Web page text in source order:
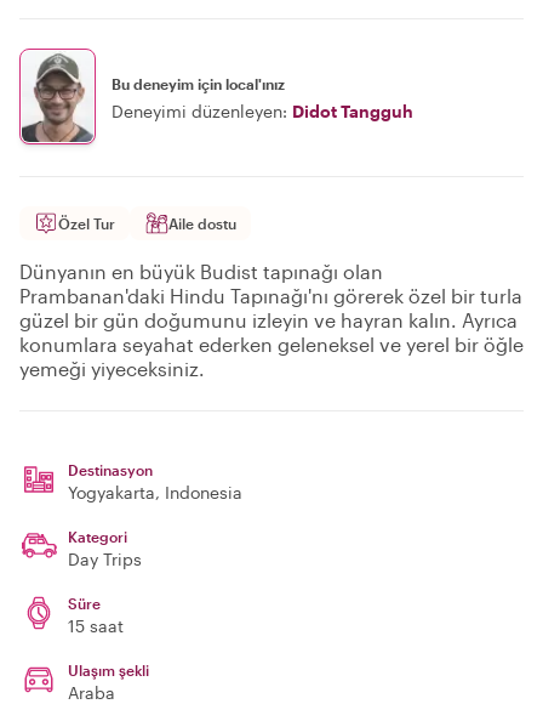
Bu deneyim için local'ınız
Deneyimi düzenleyen: Didot Tangguh
Özel Tur Aile dostu
Dünyanın en büyük Budist tapınağı olan
Prambanan'daki Hindu Tapınağı'nı görerek özel bir turla
güzel bir gün doğumunu izleyin ve hayran kalın. Ayrıca
konumlara seyahat ederken geleneksel ve yerel bir öğle
yemeği yiyeceksiniz.
Destinasyon
Yogyakarta, Indonesia
Kategori
Day Trips
Süre
15 saat
Ulaşım şekli
Araba